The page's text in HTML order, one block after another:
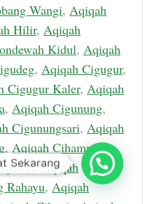
Wangi, Aqiqah
Hilir, Aqiqah
Kidul, Aqiqah
, Aqiqah Cigugur,
Cigugur Kaler, Aqiqah
, Aqiqah Cigunung,
Cigunungsari, Aqiqah
, Aqiqah Cihampelas,
,Aqiqah
Rahayu, Aqiqah
Sekarang